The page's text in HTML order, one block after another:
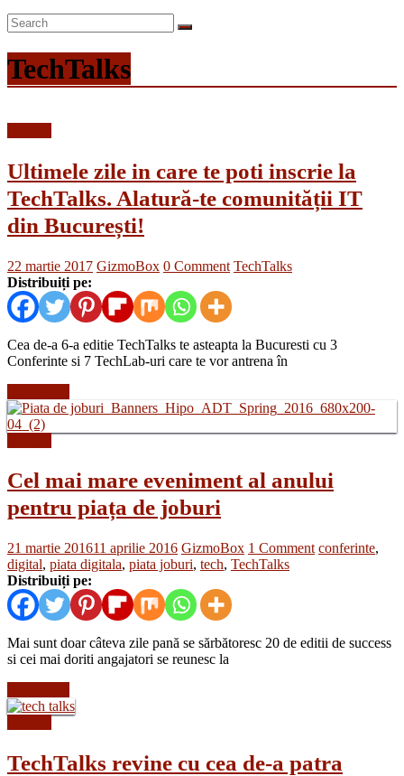
TechTalks
Ultimele zile in care te poti inscrie la
TechTalks. Alatură-te comunității IT
din București!
22 martie 2017 GizmoBox 0 Comment TechTalks
Distribuiți pe:
Cea de-a 6-a editie TechTalks te asteapta la Bucuresti cu 3
Conferinte si 7 TechLab-uri care te vor antrena în
Cel mai mare eveniment al anului
pentru piața de joburi
21 martie 201611 aprilie 2016 GizmoBox 1 Comment conferinte,
digital, piata digitala, piata joburi, tech, TechTalks
Distribuiți pe:
Mai sunt doar câteva zile pană se sărbătoresc 20 de editii de success
si cei mai doriti angajatori se reunesc la
TechTalks revine cu cea de-a patra